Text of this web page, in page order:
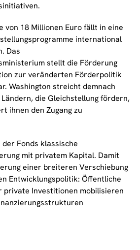
von 18 Millionen Euro fällt in eine
international
Das
stellt die Förderung
zur veränderten Förderpolitik
Washington streicht demnach
die Gleichstellung fördern,
ihnen den Zugang zu
Fonds klassische
mit privatem Kapital. Damit
einer breiteren Verschiebung
Entwicklungspolitik: Öffentliche
Investitionen mobilisieren